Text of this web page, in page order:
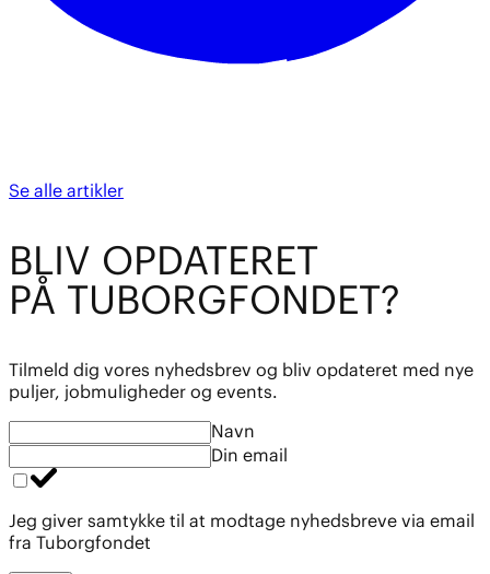
Se alle artikler
BLIV OPDATERET
PÅ TUBORGFONDET?
Tilmeld dig vores nyhedsbrev og bliv opdateret med nye
puljer, jobmuligheder og events.
Navn
Din email
Jeg giver samtykke til at modtage nyhedsbreve via email
fra Tuborgfondet